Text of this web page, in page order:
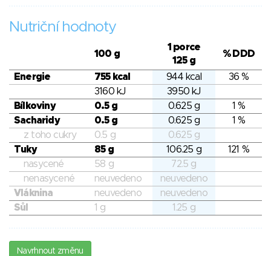
Nutriční hodnoty
100 g
1 porce
125 g
% DDD
Energie 755 kcal 944 kcal
36 %
3160 kJ
3950 kJ
Bílkoviny
0.5 g 0.625 g
1 %
Sacharidy
0.5 g 0.625 g
1 %
z toho cukry
0.5 g
0.625 g
Tuky
85 g 106.25 g
121 %
nasycené
58 g
72.5 g
nenasycené
neuvedeno
neuvedeno
Vláknina
neuvedeno
neuvedeno
Sůl
1 g 1.25 g
Navrhnout změnu